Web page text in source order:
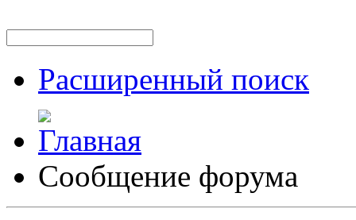
Расширенный поиск
Сообщение форума